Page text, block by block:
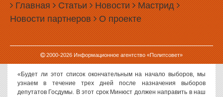
Главная Статьи Новости Мастрид
Новости партнеров О проекте
2000-2026Информационное агентство «Политсовет»
Льготой на участие в выборах в Государственную думу без сбора
подписей на сегодняшний день обладает 12 политических
партий.
Такую информацию озвучила председатель Центризбиркома
Элла Памфилова.
«Будет ли этот список окончательным на начало выборов, мы
узнаем в течение трех дней после назначения выборов
депутатов Госдумы. В этот срок Минюст должен направить в наш